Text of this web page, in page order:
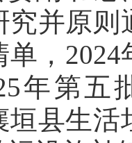
究并原
，
年第
垣县生